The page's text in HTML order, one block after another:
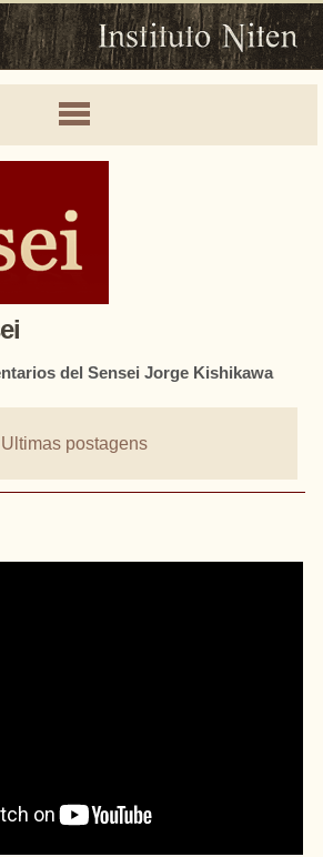
del Sensei Jorge Kishikawa
Ultimas postagens